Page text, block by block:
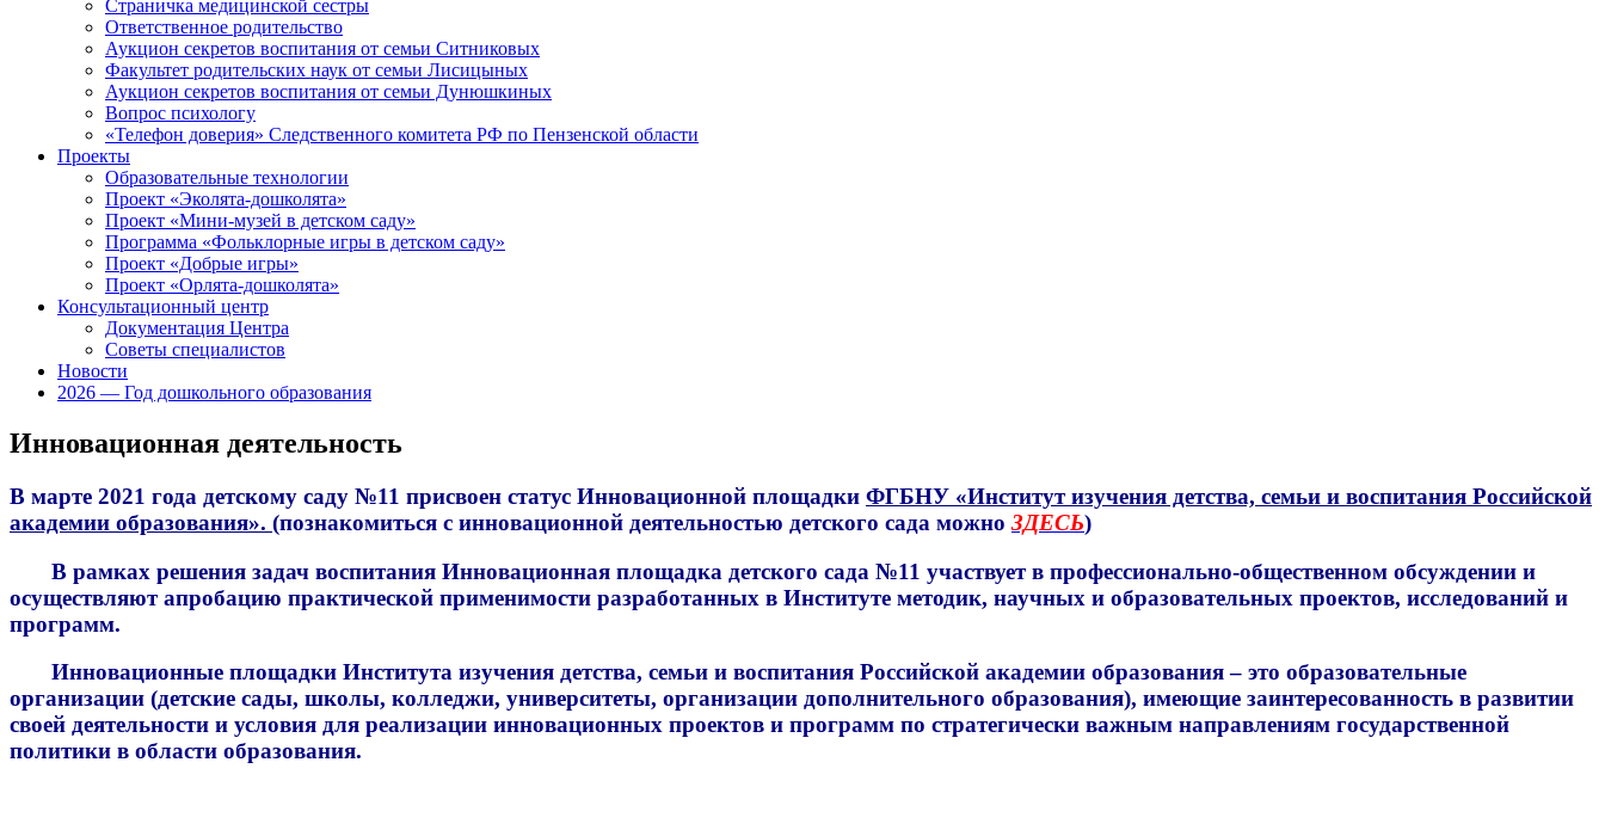
Страничка медицинской сестры
Ответственное родительство
Аукцион секретов воспитания от семьи Ситниковых
Факультет родительских наук от семьи Лисицыных
Аукцион секретов воспитания от семьи Дунюшкиных
Вопрос психологу
«Телефон доверия» Следственного комитета РФ по Пензенской области
Проекты
Образовательные технологии
Проект «Эколята-дошколята»
Проект «Мини-музей в детском саду»
Программа «Фольклорные игры в детском саду»
Проект «Добрые игры»
Проект «Орлята-дошколята»
Консультационный центр
Документация Центра
Советы специалистов
Новости
2026 — Год дошкольного образования
Инновационная деятельность
В марте 2021 года детскому саду №11 присвоен статус Инновационной площадки ФГБНУ «Институт изучения детства, семьи и воспитания Российской
академии образования». (познакомиться с инновационной деятельностью детского сада можно ЗДЕСЬ)
В рамках решения задач воспитания Инновационная площадка детского сада №11 участвует в профессионально-общественном обсуждении и
осуществляют апробацию практической применимости разработанных в Институте методик, научных и образовательных проектов, исследований и
программ.
Инновационные площадки Института изучения детства, семьи и воспитания Российской академии образования – это образовательные
организации (детские сады, школы, колледжи, университеты, организации дополнительного образования), имеющие заинтересованность в развитии
своей деятельности и условия для реализации инновационных проектов и программ по стратегически важным направлениям государственной
политики в области образования.